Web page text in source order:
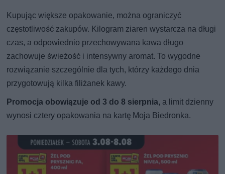
Kupując większe opakowanie, można ograniczyć
częstotliwość zakupów. Kilogram ziaren wystarcza na długi
czas, a odpowiednio przechowywana kawa długo
zachowuje świeżość i intensywny aromat. To wygodne
rozwiązanie szczególnie dla tych, którzy każdego dnia
przygotowują kilka filiżanek kawy.
Promocja obowiązuje od 3 do 8 sierpnia, a limit dzienny
wynosi cztery opakowania na kartę Moja Biedronka.